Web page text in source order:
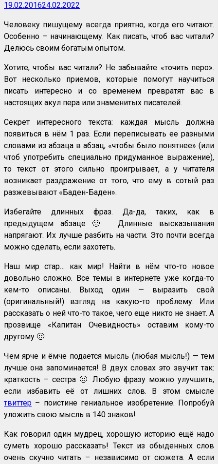
19.02.201624.02.2022
Человеку пишущему всегда приятно, когда его читают.
Особенно – начинающему. Как писать, чтоб вас читали?
Делюсь своим богатым опытом.
Хотите, чтобы вас читали? Не забывайте «точить перо».
Вот несколько приемов, которые помогут научиться
писать интересно и со временем превратят вас в
настоящих акул пера или знаменитых писателей.
Секрет интересного текста: каждая мысль должна
появиться в нём 1 раз. Если переписывать ее разными
словами из абзаца в абзац, «чтобы было понятнее» (или
чтоб употребить специально придуманное выражение),
то текст от этого сильно проигрывает, а у читателя
возникает раздражение от того, что ему в сотый раз
разжевывают «Баден-Баден».
Избегайте длинных фраз. Да-да, таких, как в
предыдущем абзаце 🙂 Длинные высказывания
напрягают. Их лучше разбить на части. Это почти всегда
можно сделать, если захотеть.
Наш мир стар… как мир! Найти в нём что-то новое
довольно сложно. Все темы в интернете уже когда-то
кем-то описаны. Выход один — выразить свой
(оригинальный!) взгляд на какую-то проблему. Или
рассказать о ней что-то такое, чего еще никто не знает. А
прозвище «Капитан Очевидность» оставим кому-то
другому 🙂
Чем ярче и ёмче подается мысль (любая мысль!) — тем
лучше она запоминается! В двух словах это звучит так:
краткость – сестра 🙂 Любую фразу можно улучшить,
если избавить её от лишних слов. В этом смысле
твиттер – поистине гениальное изобретение. Попробуй
уложить свою мысль в 140 знаков!
Как говорил один мудрец, хорошую историю ещё надо
суметь хорошо рассказать! Текст из обыденных слов
очень скучно читать – независимо от сюжета. А если